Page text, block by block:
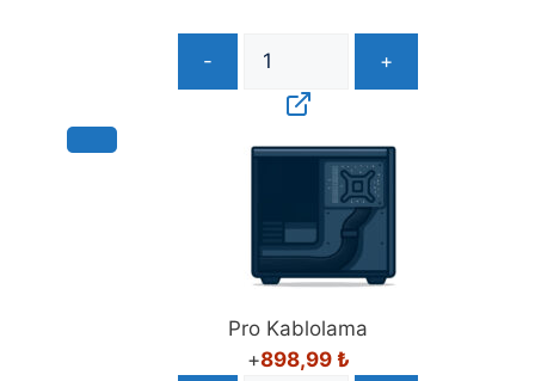
- +
Pro Kablolama
+898,99 ₺